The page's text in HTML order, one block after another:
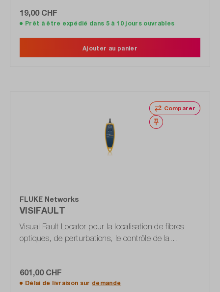
19,00 CHF
Prêt à être expédié dans 5 à 10 jours ouvrables
Ajouter au panier
Comparer
Noter
FLUKE Networks
VISIFAULT
Visual Fault Locator pour la localisation de fibres
optiques, de perturbations, le contrôle de la
601,00 CHF
Délai de livraison sur demande